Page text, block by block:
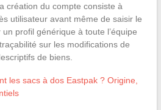
création du compte consiste à
utilisateur avant même de saisir le
profil générique à toute l’équipe
sur les modifications de
de biens.
les sacs à dos Eastpak ? Origine,